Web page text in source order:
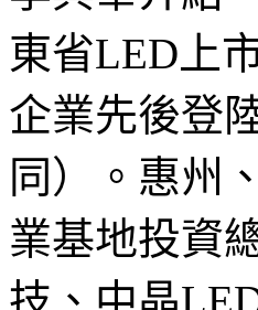
東省LED上
企業先後登
同）。惠州
業基地投資
技、中晶